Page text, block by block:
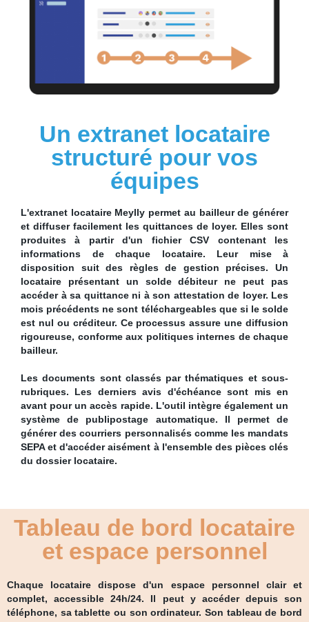
Un extranet locataire
structuré pour vos
équipes
L'extranet locataire Meylly permet au bailleur de générer
et diffuser facilement les quittances de loyer. Elles sont
produites à partir d'un fichier CSV contenant les
informations de chaque locataire. Leur mise à
disposition suit des règles de gestion précises. Un
locataire présentant un solde débiteur ne peut pas
accéder à sa quittance ni à son attestation de loyer. Les
mois précédents ne sont téléchargeables que si le solde
est nul ou créditeur. Ce processus assure une diffusion
rigoureuse, conforme aux politiques internes de chaque
bailleur.
Les documents sont classés par thématiques et sous-
rubriques. Les derniers avis d'échéance sont mis en
avant pour un accès rapide. L'outil intègre également un
système de publipostage automatique. Il permet de
générer des courriers personnalisés comme les mandats
SEPA et d'accéder aisément à l'ensemble des pièces clés
du dossier locataire.
Tableau de bord locataire
et espace personnel
Chaque locataire dispose d'un espace personnel clair et
complet, accessible 24h/24. Il peut y accéder depuis son
téléphone, sa tablette ou son ordinateur. Son tableau de bord